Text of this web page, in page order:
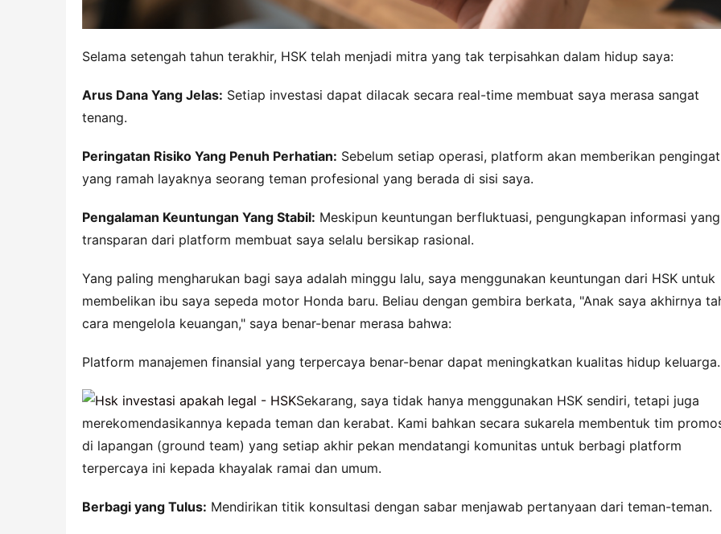
Selama setengah tahun terakhir, HSK telah menjadi mitra yang tak terpisahkan dalam hidup saya:
Arus Dana Yang Jelas: Setiap investasi dapat dilacak secara real-time membuat saya merasa sangat
tenang.
Peringatan Risiko Yang Penuh Perhatian: Sebelum setiap operasi, platform akan memberikan pengingat
yang ramah layaknya seorang teman profesional yang berada di sisi saya.
Pengalaman Keuntungan Yang Stabil: Meskipun keuntungan berfluktuasi, pengungkapan informasi yang
transparan dari platform membuat saya selalu bersikap rasional.
Yang paling mengharukan bagi saya adalah minggu lalu, saya menggunakan keuntungan dari HSK untuk
membelikan ibu saya sepeda motor Honda baru. Beliau dengan gembira berkata, "Anak saya akhirnya
cara mengelola keuangan," saya benar-benar merasa bahwa:
Platform manajemen finansial yang terpercaya benar-benar dapat meningkatkan kualitas hidup keluarga.
Sekarang, saya tidak hanya menggunakan HSK sendiri, tetapi juga
merekomendasikannya kepada teman dan kerabat. Kami bahkan secara sukarela membentuk tim
di lapangan (ground team) yang setiap akhir pekan mendatangi komunitas untuk berbagi platform
terpercaya ini kepada khayalak ramai dan umum.
Berbagi yang Tulus: Mendirikan titik konsultasi dengan sabar menjawab pertanyaan dari teman-teman.